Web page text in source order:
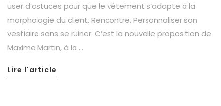
user d’astuces pour que le vêtement s’adapte à la
morphologie du client. Rencontre. Personnaliser son
vestiaire sans se ruiner. C’est la nouvelle proposition de
Maxime Martin, à la …
Lire l'article